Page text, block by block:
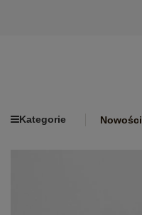
Kategorie Nowości